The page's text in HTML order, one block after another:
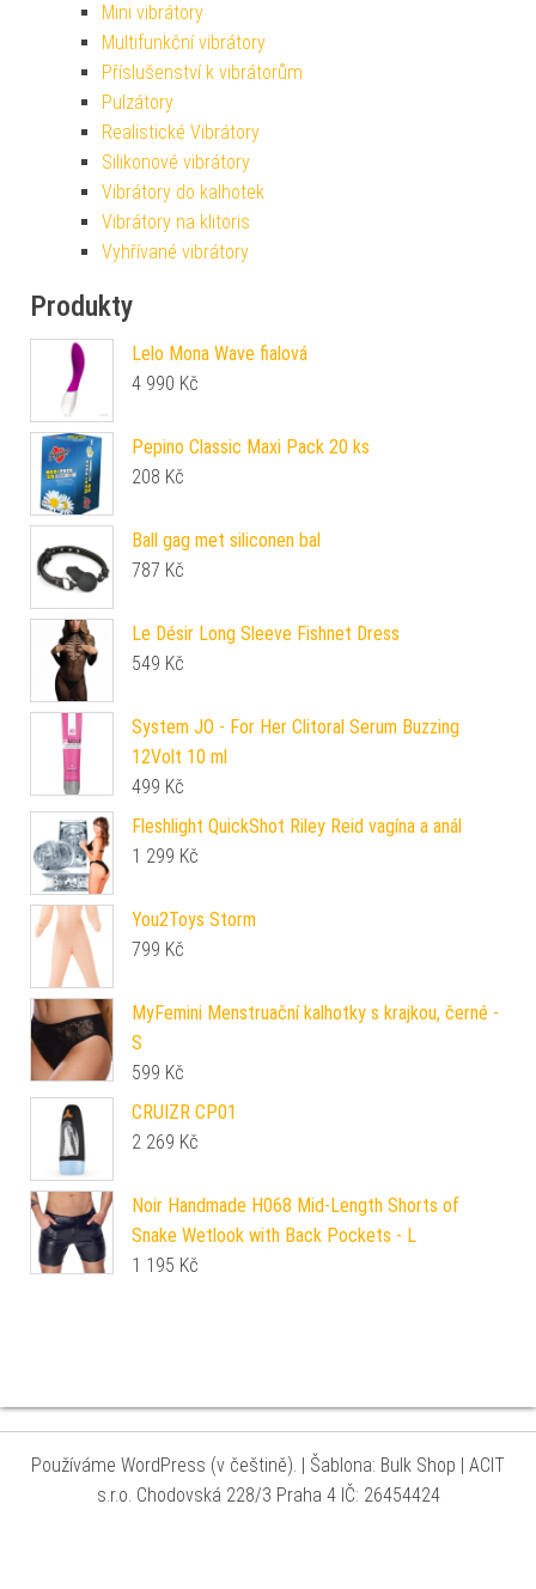
Mini vibrátory
Multifunkční vibrátory
Příslušenství k vibrátorům
Pulzátory
Realistické Vibrátory
Silikonové vibrátory
Vibrátory do kalhotek
Vibrátory na klitoris
Vyhřívané vibrátory
Produkty
Lelo Mona Wave fialová
4 990 Kč
Pepino Classic Maxi Pack 20 ks
208 Kč
Ball gag met siliconen bal
787 Kč
Le Désir Long Sleeve Fishnet Dress
549 Kč
System JO - For Her Clitoral Serum Buzzing
12Volt 10 ml
499 Kč
Fleshlight QuickShot Riley Reid vagína a anál
1 299 Kč
You2Toys Storm
799 Kč
MyFemini Menstruační kalhotky s krajkou, černé -
S
599 Kč
CRUIZR CP01
2 269 Kč
Noir Handmade H068 Mid-Length Shorts of
Snake Wetlook with Back Pockets - L
1 195 Kč
Používáme WordPress (v češtině). Šablona: Bulk Shop
| ACIT
s.r.o. Chodovská 228/3 Praha 4 IČ: 26454424